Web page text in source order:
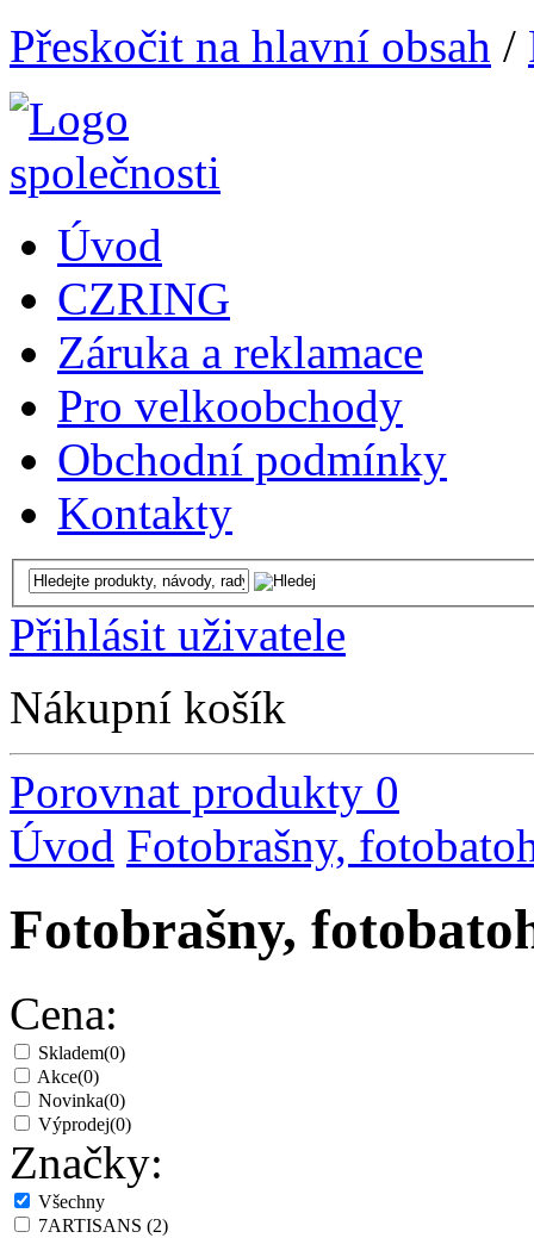
Přeskočit na hlavní obsah /
Úvod
CZRING
Záruka a reklamace
Pro velkoobchody
Obchodní podmínky
Kontakty
Přihlásit uživatele
Nákupní košík
Porovnat produkty 0
Úvod Fotobrašny,
Fotobrašny,
Cena:
Skladem(0)
Akce(0)
Novinka(0)
Výprodej(0)
Značky:
Všechny
7ARTISANS (2)